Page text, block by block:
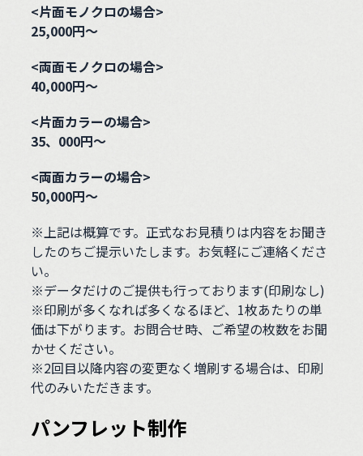
<片面モノクロの場合>
25,000円～
<両面モノクロの場合>
40,000円～
<片面カラーの場合>
35、000円～
<両面カラーの場合>
50,000円～
※上記は概算です。正式なお見積りは内容をお聞き
したのちご提示いたします。お気軽にご連絡くださ
い。
※データだけのご提供も行っております(印刷なし)
※印刷が多くなれば多くなるほど、1枚あたりの単
価は下がります。お問合せ時、ご希望の枚数をお聞
かせください。
※2回目以降内容の変更なく増刷する場合は、印刷
代のみいただきます。
パンフレット制作